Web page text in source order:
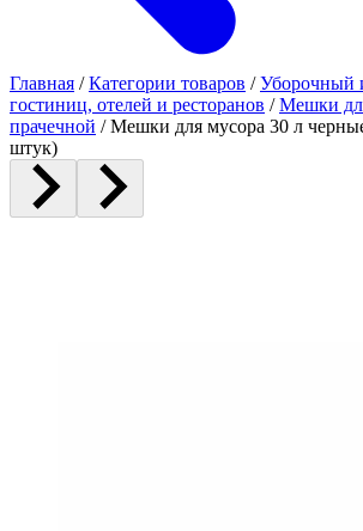
Главная / Категории товаров / Уборочный
гостиниц, отелей и ресторанов / Мешки
прачечной / Мешки для мусора 30 л
штук)